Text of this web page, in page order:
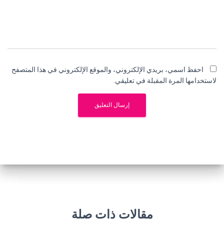
احفظ اسمي، بريدي الإلكتروني، والموقع الإلكتروني في هذا المتصفح
لاستخدامها المرة المقبلة في تعليقي.
مقالات ذات صلة